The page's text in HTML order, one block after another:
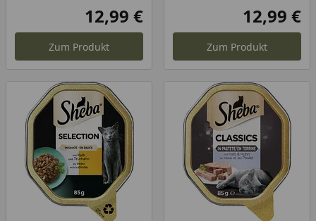
Aktueller Preis
12,99 €
Zum Produkt
12,99 €
Zum Produkt